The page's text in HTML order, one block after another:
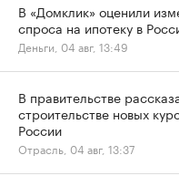
В «Домклик» оценили
спроса на ипотеку в
Деньги, 04 авг, 13:49
В правительстве
строительстве новых
России
Отрасль, 04 авг, 13:37